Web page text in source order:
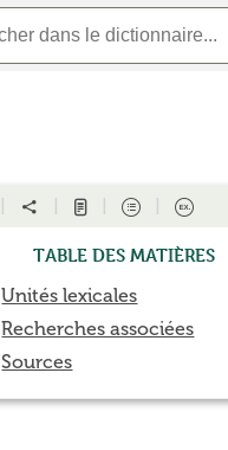
Table des matières
Unités lexicales
Recherches associées
Sources